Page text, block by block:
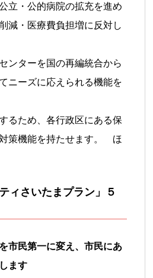
立・公的病院の拡充を進め
減・医療費負担増に反対し
ンターを国の再編統合から
ニーズに応えられる機能を
るため、各行政区にある保
策機能を持たせます。 ほ
ィさいたまプラン」５
市民第一に変え、市民にあ
ます